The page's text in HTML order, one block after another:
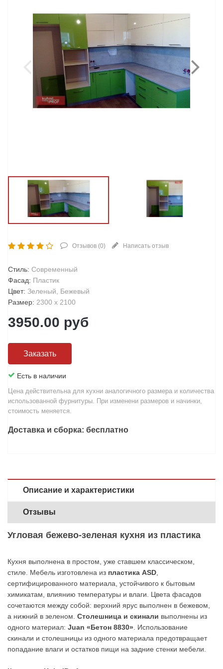
Отзывов (0) Написать отзыв
Стиль: Современный
Фасад: Пластик
Цвет: Зеленый, Бежевый
Размер: 2300 х 2100
3950.00 руб
Заказать
Есть в наличии
Цена действительна для кухни аналогичного размера и количества
использованной фурнитуры. При изменени размеров и начинки,
стоимость меняется.
Доставка и сборка: бесплатно
Описание и характеристики
Отзывы
Угловая бежево-зеленая кухня из пластика
Кухня выполнена в простом, уже ставшем классическом,
стиле. Мебель изготовлена из пластика ASD
сертифицированного материала, устойчивого к бытовым
химикатам, влиянию температуры и влаги. Цвета фасадов
сочетаются между собой: верхний ярус выполнен в бежевом,
а нижний в зеленом. Столешница и скинали выполнены из
одного материал: Juan «Бетон 8830» . Использование
скинали и столешницы из одного материала предотвращает
попадание влаги и остатков пищи на задние стенки мебели.